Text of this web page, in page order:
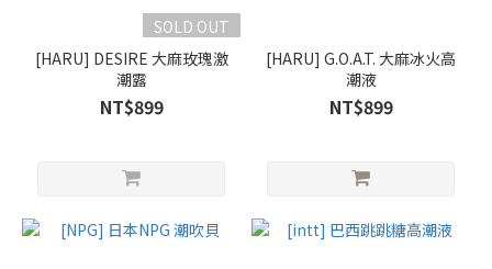
SOLD OUT
[HARU] DESIRE 大麻玫瑰激
潮露
NT$899
[HARU] G.O.A.T. 大麻冰火高
潮液
NT$899